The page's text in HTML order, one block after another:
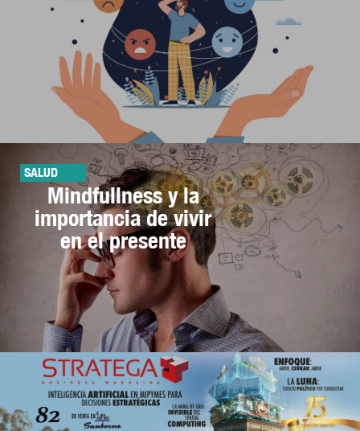
SALUD
Mindfullness y la
importancia de vivir
en el presente